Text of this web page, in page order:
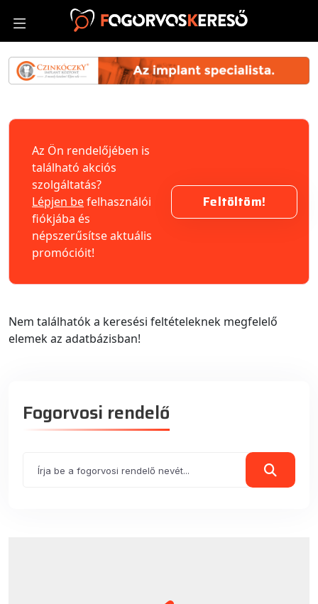
Fogorvosi rendelő
Az Ön rendelőjében is
található akciós
szolgáltatás?
Lépjen befelhasználói
fiókjába és
népszerűsítse aktuális
promócióit!
Feltöltöm!
Nem találhatók a keresési feltételeknek megfelelő
elemek az adatbázisban!